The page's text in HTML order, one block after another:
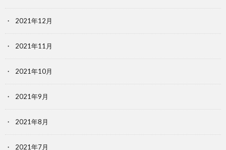
2021年12月
2021年11月
2021年10月
2021年9月
2021年8月
2021年7月